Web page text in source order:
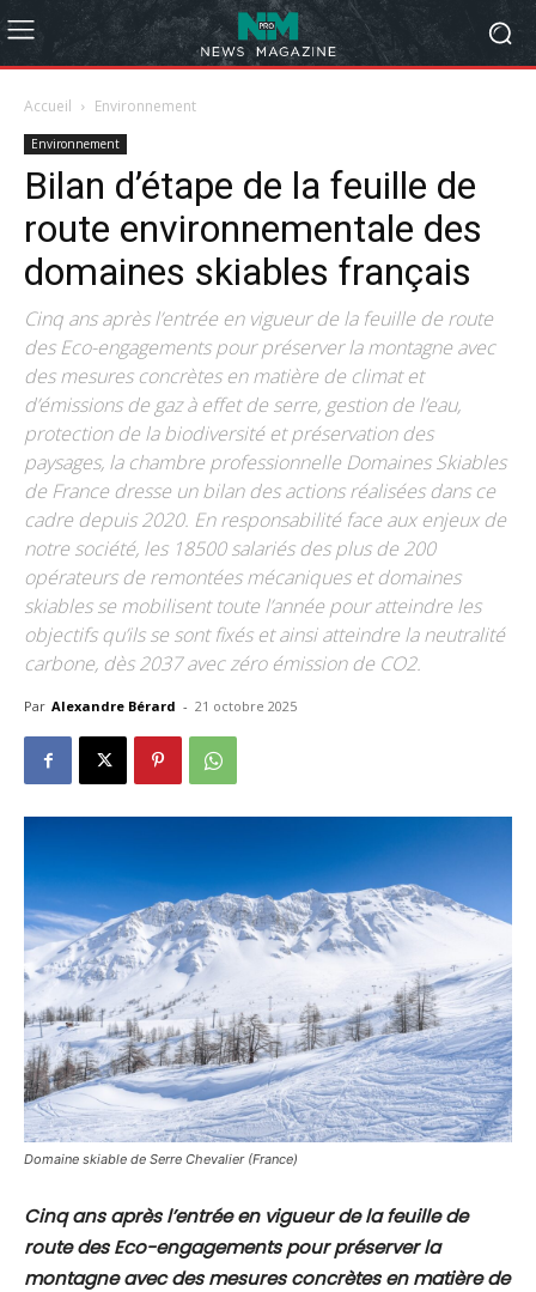
Accueil Environnement
Environnement
Bilan d’étape de la feuille de
route environnementale des
domaines skiables français
Cinq ans après l’entrée en vigueur de la feuille de route
des Eco-engagements pour préserver la montagne avec
des mesures concrètes en matière de climat et
d’émissions de gaz à effet de serre, gestion de l’eau,
protection de la biodiversité et préservation des
paysages, la chambre professionnelle Domaines Skiables
de France dresse un bilan des actions réalisées dans ce
cadre depuis 2020. En responsabilité face aux enjeux de
notre société, les 18500 salariés des plus de 200
opérateurs de remontées mécaniques et domaines
skiables se mobilisent toute l’année pour atteindre les
objectifs qu’ils se sont fixés et ainsi atteindre la neutralité
carbone, dès 2037 avec zéro émission de CO2.
Par Alexandre Bérard - 21 octobre 2025
Domaine skiable de Serre Chevalier (France)
Cinq ans après l’entrée en vigueur de la feuille de
route des Eco-engagements pour préserver la
montagne avec des mesures concrètes en matière de